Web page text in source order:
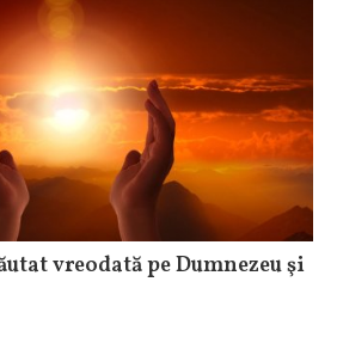
vreodată pe Dumnezeu şi